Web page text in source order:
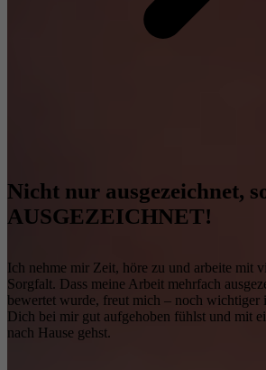
Nicht nur ausgezeichnet,
AUSGEZEICHNET!
Ich nehme mir Zeit, höre zu und arbeite mit
Sorgfalt. Dass meine Arbeit mehrfach
bewertet wurde, freut mich – noch wichtiger
Dich bei mir gut aufgehoben fühlst und mit
nach Hause gehst.